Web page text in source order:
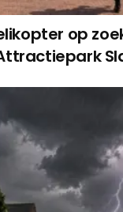
op